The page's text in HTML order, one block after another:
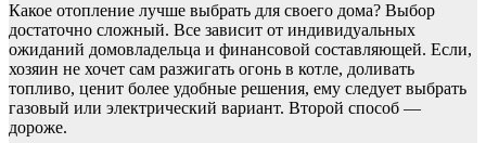
Какое отопление лучше выбрать для своего дома? Выбор
достаточно сложный. Все зависит от индивидуальных
ожиданий домовладельца и финансовой составляющей. Если,
хозяин не хочет сам разжигать огонь в котле, доливать
топливо, ценит более удобные решения, ему следует выбрать
газовый или электрический вариант. Второй способ —
дороже.